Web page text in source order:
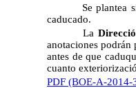
Se plantea
caducado.
La
anotaciones podrán
antes de que
cuanto
PDF (BOE-A-